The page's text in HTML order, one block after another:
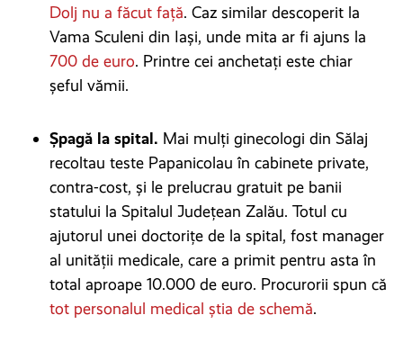
Dolj nu a făcut față. Caz similar descoperit la
Vama Sculeni din Iași, unde mita ar fi ajuns la
700 de euro. Printre cei anchetați este chiar
șeful vămii.
Șpagă la spital. Mai mulți ginecologi din Sălaj
recoltau teste Papanicolau în cabinete private,
contra-cost, și le prelucrau gratuit pe banii
statului la Spitalul Județean Zalău. Totul cu
ajutorul unei doctorițe de la spital, fost manager
al unității medicale, care a primit pentru asta în
total aproape 10.000 de euro. Procurorii spun că
tot personalul medical știa de schemă.